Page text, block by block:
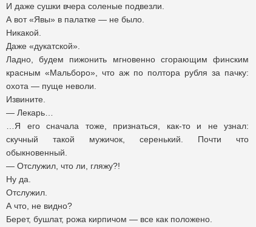
И даже сушки вчера соленые подвезли.
А вот «Явы» в палатке — не было.
Никакой.
Даже «дукатской».
Ладно, будем пижонить мгновенно сгорающим финским
красным «Мальборо», что аж по полтора рубля за пачку:
охота — пуще неволи.
Извините.
— Лекарь…
…Я его сначала тоже, признаться, как-то и не узнал:
скучный такой мужичок, серенький. Почти что
обыкновенный.
— Отслужил, что ли, гляжу?!
Ну да.
Отслужил.
А что, не видно?
Берет, бушлат, рожа кирпичом — все как положено.